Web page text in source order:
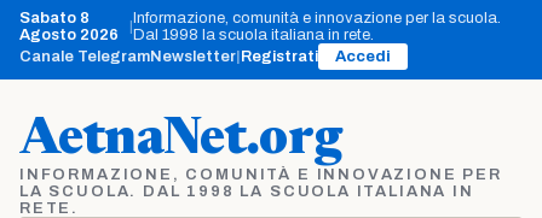
Vai
contenuto
Sabato 8
Agosto 2026
Informazione, comunità e innovazione per la scuola.
Dal 1998 la scuola italiana in rete.
Canale TelegramNewsletter Registrati Accedi
AetnaNet.org
INFORMAZIONE, COMUNITÀ E INNOVAZIONE PER
LA SCUOLA. DAL 1998 LA SCUOLA ITALIANA IN
RETE.